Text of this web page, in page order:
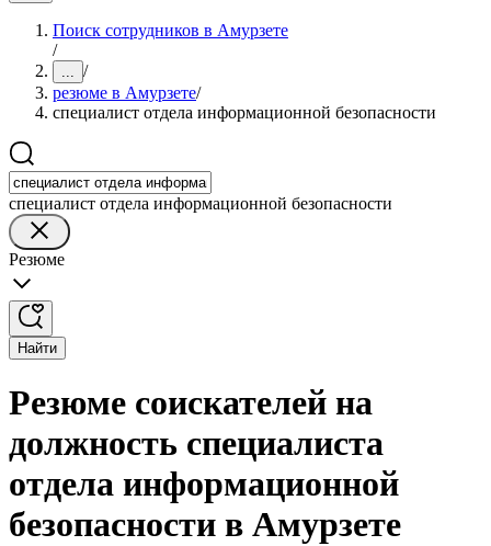
Поиск сотрудников в Амурзете
/
... /
резюме в Амурзете/
специалист отдела информационной безопасности
специалист отдела информационной безопасности
Резюме
Найти
Резюме соискателей на
должность специалиста
отдела информационной
безопасности в Амурзете